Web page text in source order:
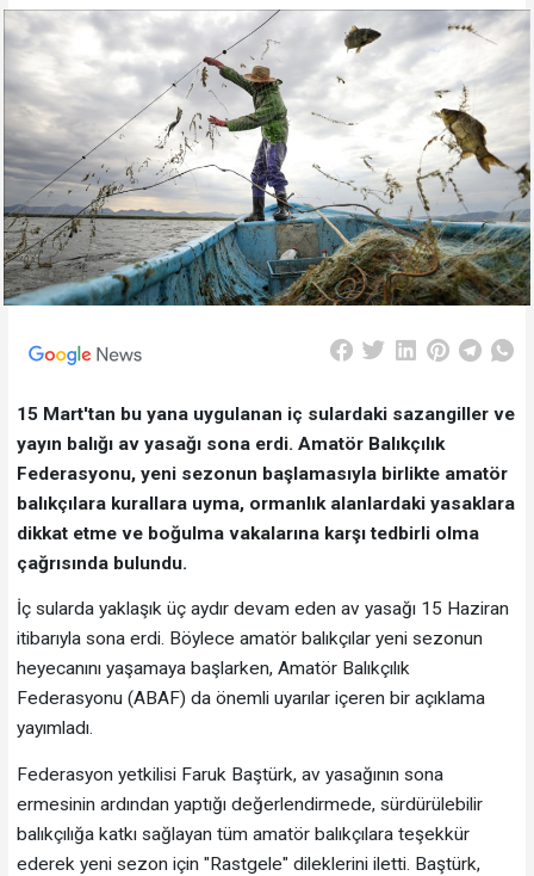
15 Mart'tan bu yana uygulanan iç sulardaki sazangiller ve
yayın balığı av yasağı sona erdi. Amatör Balıkçılık
Federasyonu, yeni sezonun başlamasıyla birlikte amatör
balıkçılara kurallara uyma, ormanlık alanlardaki yasaklara
dikkat etme ve boğulma vakalarına karşı tedbirli olma
çağrısında bulundu.
İç sularda yaklaşık üç aydır devam eden av yasağı 15 Haziran
itibarıyla sona erdi. Böylece amatör balıkçılar yeni sezonun
heyecanını yaşamaya başlarken, Amatör Balıkçılık
Federasyonu (ABAF) da önemli uyarılar içeren bir açıklama
yayımladı.
Federasyon yetkilisi Faruk Baştürk, av yasağının sona
ermesinin ardından yaptığı değerlendirmede, sürdürülebilir
balıkçılığa katkı sağlayan tüm amatör balıkçılara teşekkür
ederek yeni sezon için "Rastgele" dileklerini iletti. Baştürk,